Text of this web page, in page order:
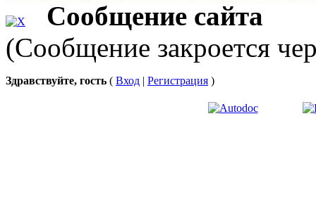
Сообщение сайта
(Сообщение закроется
Здравствуйте, гость ( Вход | Регистрация )